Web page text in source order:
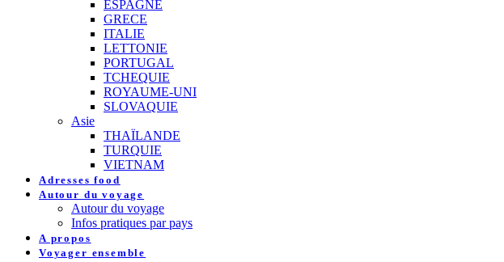
ESPAGNE
GRECE
ITALIE
LETTONIE
PORTUGAL
TCHEQUIE
ROYAUME-UNI
SLOVAQUIE
Asie
THAÏLANDE
TURQUIE
VIETNAM
Adresses food
Autour du voyage
Autour du voyage
Infos pratiques par pays
A propos
Voyager ensemble